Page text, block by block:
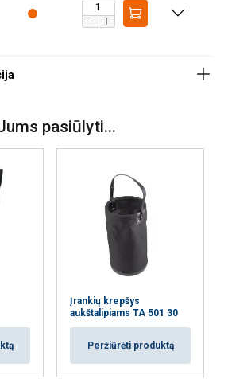
pasiūlyti...
Įrankių krepšys
aukštalipiams TA 501 30
Peržiūrėti produktą